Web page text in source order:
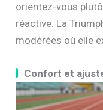
orientez-vous
réactive. La
modérées où elle
Confort et